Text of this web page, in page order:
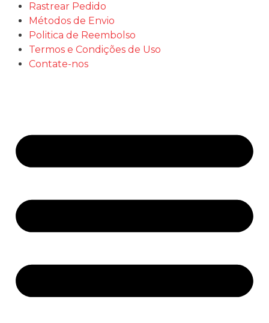
Rastrear Pedido
Métodos de Envio
Politica de Reembolso
Termos e Condições de Uso
Contate-nos